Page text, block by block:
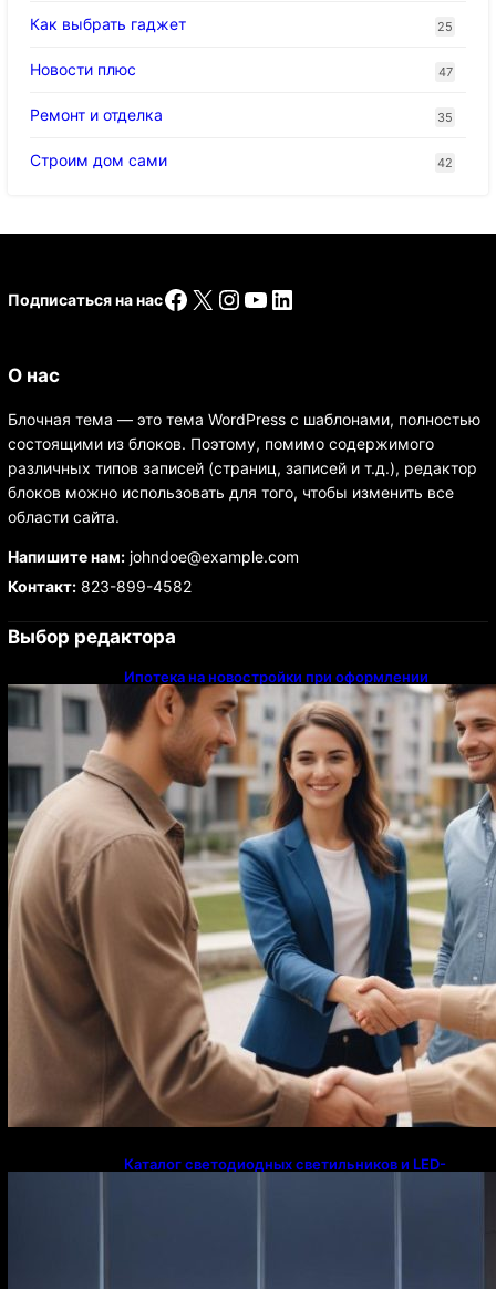
Как выбрать гаджет 25
Новости плюс 47
Ремонт и отделка 35
Строим дом сами 42
Подписаться на насFacebook
X Instagram
YouTube
LinkedIn
О нас
Блочная тема — это тема WordPress с шаблонами, полностью
состоящими из блоков. Поэтому, помимо содержимого
различных типов записей (страниц, записей и т.д.), редактор
блоков можно использовать для того, чтобы изменить все
области сайта.
Напишите нам:johndoe@example.com
Контакт:823-899-4582
Выбор редактора
Ипотека на новостройки при оформлении
напрямую у застройщика
Каталог светодиодных светильников и LED-